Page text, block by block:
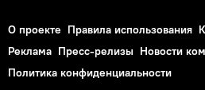
О проекте Правила использования
Реклама Пресс-релизы Новости
Политика конфиденциальности